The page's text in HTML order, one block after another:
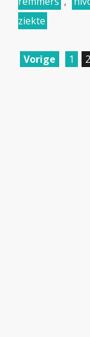
ziekte
Vorige 1 2